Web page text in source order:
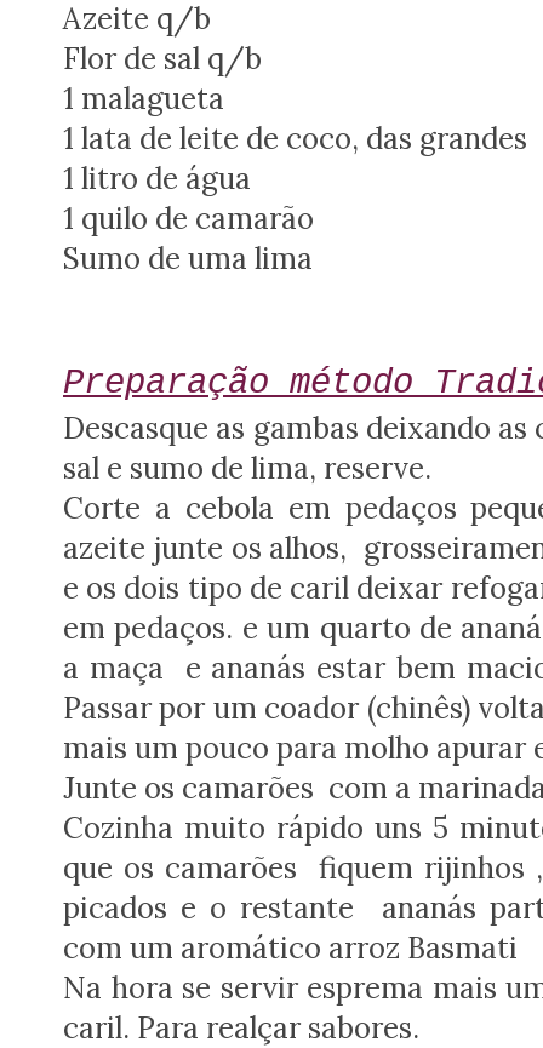
Azeite q/b
Flor de sal q/b
1 malagueta
1 lata de leite de coco, das grandes
1 litro de água
1 quilo de camarão
Sumo de uma lima
Preparação método
Descasque as gambas deixando
sal e sumo de lima, reserve.
Corte a cebola em pedaços
azeite junte os alhos,
e os dois tipo de caril deixar
em pedaços. e um quarto de
a maça e ananás estar bem
Passar por um coador (chinês)
mais um pouco para molho apurar
Junte os camarões com a
Cozinha muito rápido uns 5
que os camarões fiquem rijinhos
picados e o restante ananás
com um aromático arroz Basmati
Na hora se servir esprema mais
caril. Para realçar sabores.